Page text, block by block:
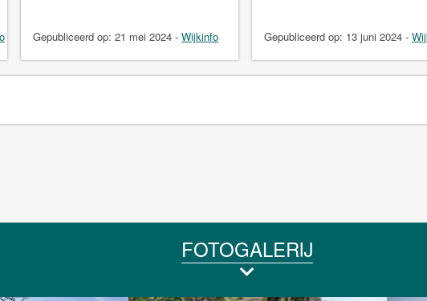
Gepubliceerd op:21 mei 2024 -Wijkinfo Gepubliceerd op: 13 juni 2024 -
FOTOGALERIJ